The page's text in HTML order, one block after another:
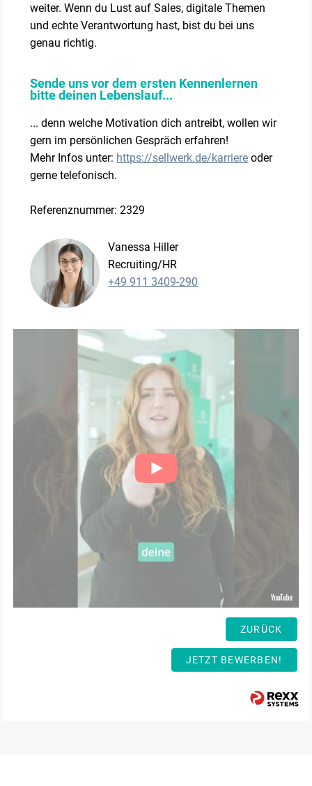
weiter. Wenn du Lust auf Sales, digitale Themen
und echte Verantwortung hast, bist du bei uns
genau richtig.
Sende uns vor dem ersten Kennenlernen
bitte deinen Lebenslauf...
... denn welche Motivation dich antreibt, wollen wir
gern im persönlichen Gespräch erfahren!
Mehr Infos unter: https://sellwerk.de/karriere oder
gerne telefonisch.
Referenznummer: 2329
Vanessa Hiller
Recruiting/HR
+49 911 3409-290
ZURÜCK
JETZT BEWERBEN!